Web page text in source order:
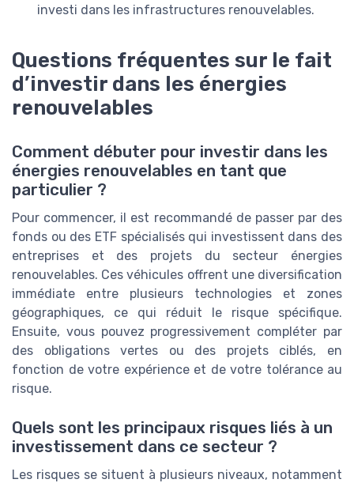
investi dans les infrastructures renouvelables.
Questions fréquentes sur le fait
d’investir dans les énergies
renouvelables
Comment débuter pour investir dans les
énergies renouvelables en tant que
particulier ?
Pour commencer, il est recommandé de passer par des
fonds ou des ETF spécialisés qui investissent dans des
entreprises et des projets du secteur énergies
renouvelables. Ces véhicules offrent une diversification
immédiate entre plusieurs technologies et zones
géographiques, ce qui réduit le risque spécifique.
Ensuite, vous pouvez progressivement compléter par
des obligations vertes ou des projets ciblés, en
fonction de votre expérience et de votre tolérance au
risque.
Quels sont les principaux risques liés à un
investissement dans ce secteur ?
Les risques se situent à plusieurs niveaux, notamment